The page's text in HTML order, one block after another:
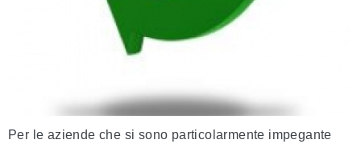
Per le aziende che si sono particolarmente impegante